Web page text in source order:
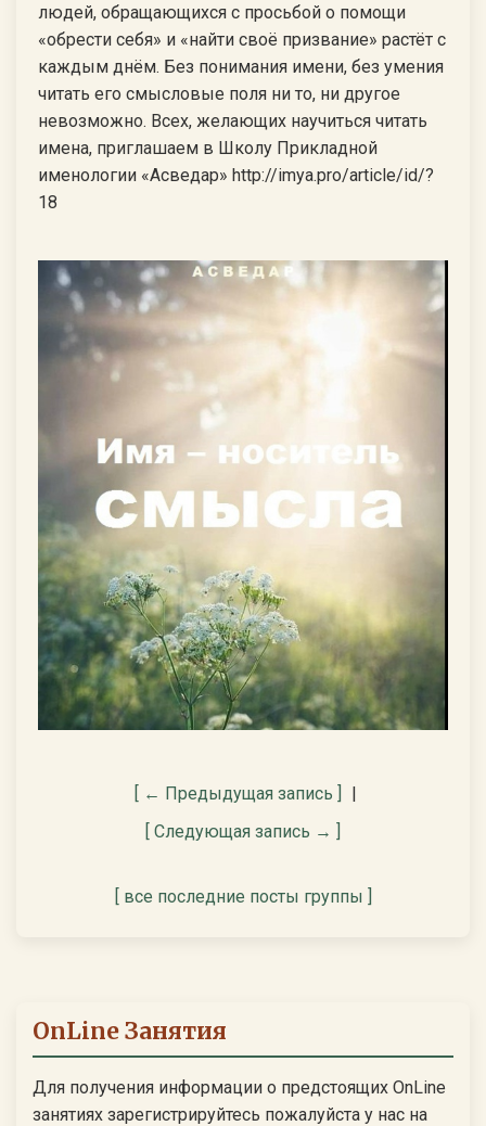
людей, обращающихся с просьбой о помощи
«обрести себя» и «найти своё призвание» растёт с
каждым днём. Без понимания имени, без умения
читать его смысловые поля ни то, ни другое
невозможно. Всех, желающих научиться читать
имена, приглашаем в Школу Прикладной
именологии «Асведар» http://imya.pro/article/id/?
18
[ ← Предыдущая запись ]
[ Следующая запись → ]
[ все последние посты группы ]
OnLine Занятия
Для получения информации о предстоящих OnLine
занятиях зарегистрируйтесь пожалуйста у нас на